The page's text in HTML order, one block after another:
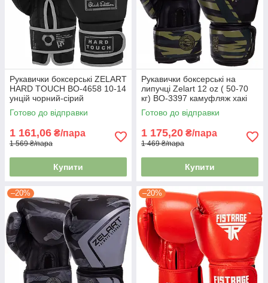
Рукавички боксерські ZELART
HARD TOUCH BO-4658 10-14
унцій чорний-сірий
Готово до відправки
1 161,06 ₴/пара
1 569 ₴/пара
Купити
Рукавички боксерські на
липучці Zelart 12 oz ( 50-70
кг) BO-3397 камуфляж хакі
Готово до відправки
1 175,20 ₴/пара
1 469 ₴/пара
Купити
–20% –20%